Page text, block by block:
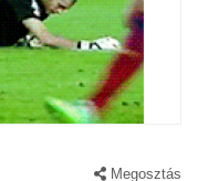
Megosztás